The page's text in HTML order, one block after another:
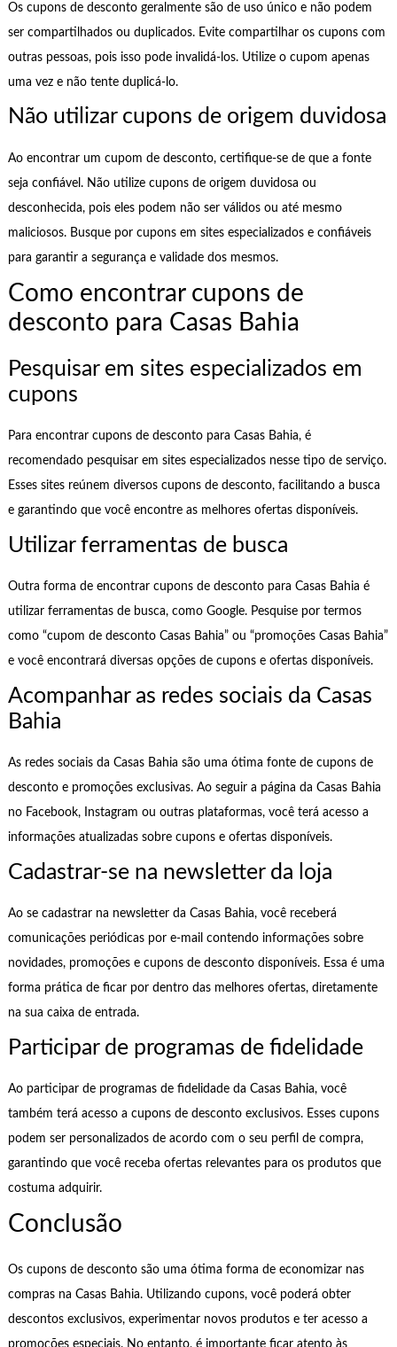
Os cupons de desconto geralmente são de uso único e não podem
ser compartilhados ou duplicados. Evite compartilhar os cupons com
outras pessoas, pois isso pode invalidá-los. Utilize o cupom apenas
uma vez e não tente duplicá-lo.
Não utilizar cupons de origem duvidosa
Ao encontrar um cupom de desconto, certifique-se de que a fonte
seja confiável. Não utilize cupons de origem duvidosa ou
desconhecida, pois eles podem não ser válidos ou até mesmo
maliciosos. Busque por cupons em sites especializados e confiáveis
para garantir a segurança e validade dos mesmos.
Como encontrar cupons de
desconto para Casas Bahia
Pesquisar em sites especializados em
cupons
Para encontrar cupons de desconto para Casas Bahia, é
recomendado pesquisar em sites especializados nesse tipo de serviço.
Esses sites reúnem diversos cupons de desconto, facilitando a busca
e garantindo que você encontre as melhores ofertas disponíveis.
Utilizar ferramentas de busca
Outra forma de encontrar cupons de desconto para Casas Bahia é
utilizar ferramentas de busca, como Google. Pesquise por termos
como “cupom de desconto Casas Bahia” ou “promoções Casas Bahia”
e você encontrará diversas opções de cupons e ofertas disponíveis.
Acompanhar as redes sociais da Casas
Bahia
As redes sociais da Casas Bahia são uma ótima fonte de cupons de
desconto e promoções exclusivas. Ao seguir a página da Casas Bahia
no Facebook, Instagram ou outras plataformas, você terá acesso a
informações atualizadas sobre cupons e ofertas disponíveis.
Cadastrar-se na newsletter da loja
Ao se cadastrar na newsletter da Casas Bahia, você receberá
comunicações periódicas por e-mail contendo informações sobre
novidades, promoções e cupons de desconto disponíveis. Essa é uma
forma prática de ficar por dentro das melhores ofertas, diretamente
na sua caixa de entrada.
Participar de programas de fidelidade
Ao participar de programas de fidelidade da Casas Bahia, você
também terá acesso a cupons de desconto exclusivos. Esses cupons
podem ser personalizados de acordo com o seu perfil de compra,
garantindo que você receba ofertas relevantes para os produtos que
costuma adquirir.
Conclusão
Os cupons de desconto são uma ótima forma de economizar nas
compras na Casas Bahia. Utilizando cupons, você poderá obter
descontos exclusivos, experimentar novos produtos e ter acesso a